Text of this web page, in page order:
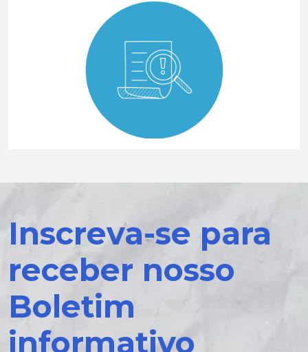
Inscreva-se para
receber nosso
Boletim
informativo